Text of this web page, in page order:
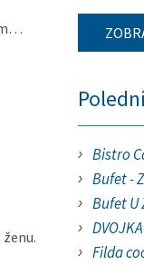
Bistro
Bufet -
Bufet U
DVOJKA
Filda